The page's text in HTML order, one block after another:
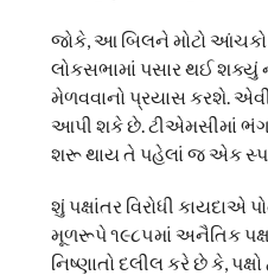
જોકે, આ બિલને મોટો આંચકો
લોકસભામાં પસાર થઈ શક્યું
મેળવવાનો પ્રયાસ કરશે.
આપી શકે છે. ટીએમસીમાં
શરૂ થાય તે પહેલાં જ એક
શું પક્ષાંતર વિરોધી કાયદાએ
મૂળરૂપે ૧૯૮૫માં અનૈતિક
નિષ્ણાતો દલીલ કરે છે કે,